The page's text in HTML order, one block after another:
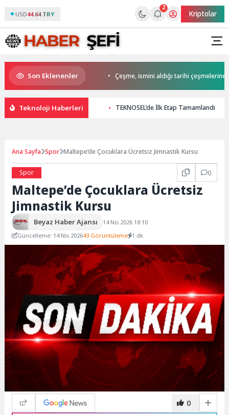
USD44.64 TRY
2
Kriptolar
Son Eklenenler
Yelken Kupası 18 Ekim’de Çeşme, ismini aldığı tarihi çeşmelerine
Teknoloji Haberleri TEKNOSEL’de İlk Etap Tamamlandı
Ana Sayfa Spor Maltepe’de Çocuklara Ücretsiz Jimnastik Kursu
Spor 0
Maltepe’de Çocuklara Ücretsiz
Jimnastik Kursu
Beyaz Haber Ajansı
14 Nis 2026 18:10
Güncelleme: 14 Nis 202643 Görüntüleme 1 dk.
0